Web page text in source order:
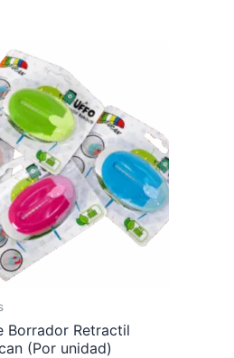
Borrador Retractil
(Por unidad)